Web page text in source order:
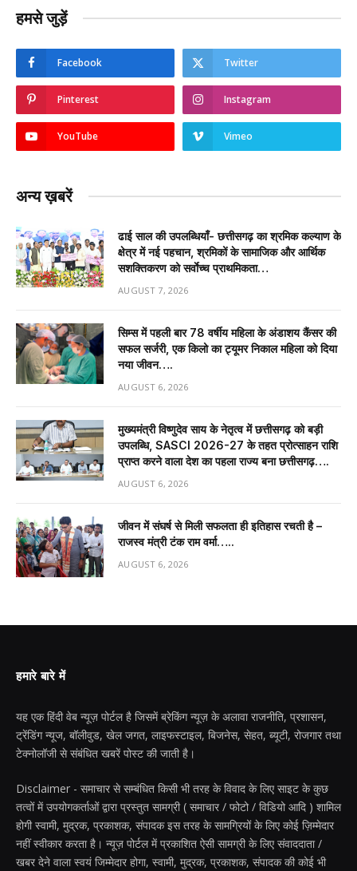
हमसे जुड़ें
Facebook Twitter
Pinterest Instagram
YouTube Vimeo
अन्य ख़बरें
ढाई साल की उपलब्धियाँ- छत्तीसगढ़ का श्रमिक कल्याण के
क्षेत्र में नई पहचान, श्रमिकों के सामाजिक और आर्थिक
सशक्तिकरण को सर्वाेच्च प्राथमिकता…
AUGUST 7, 2026
सिम्स में पहली बार 78 वर्षीय महिला के अंडाशय कैंसर की
सफल सर्जरी, एक किलो का ट्यूमर निकाल महिला को दिया
नया जीवन….
AUGUST 6, 2026
मुख्यमंत्री विष्णुदेव साय के नेतृत्व में छत्तीसगढ़ को बड़ी
उपलब्धि, SASCI 2026-27 के तहत प्रोत्साहन राशि
प्राप्त करने वाला देश का पहला राज्य बना छत्तीसगढ़….
AUGUST 6, 2026
जीवन में संघर्ष से मिली सफलता ही इतिहास रचती है –
राजस्व मंत्री टंक राम वर्मा…..
AUGUST 6, 2026
हमारे बारे में
यह एक हिंदी वेब न्यूज़ पोर्टल है जिसमें ब्रेकिंग न्यूज़ के अलावा राजनीति, प्रशासन,
ट्रेंडिंग न्यूज, बॉलीवुड, खेल जगत, लाइफस्टाइल, बिजनेस, सेहत, ब्यूटी, रोजगार तथा
टेक्नोलॉजी से संबंधित खबरें पोस्ट की जाती है।
Disclaimer - समाचार से सम्बंधित किसी भी तरह के विवाद के लिए साइट के कुछ
तत्वों में उपयोगकर्ताओं द्वारा प्रस्तुत सामग्री ( समाचार / फोटो / विडियो आदि ) शामिल
होगी स्वामी, मुद्रक, प्रकाशक, संपादक इस तरह के सामग्रियों के लिए कोई ज़िम्मेदार
नहीं स्वीकार करता है। न्यूज़ पोर्टल में प्रकाशित ऐसी सामग्री के लिए संवाददाता /
खबर देने वाला स्वयं जिम्मेदार होगा, स्वामी, मुद्रक, प्रकाशक, संपादक की कोई भी